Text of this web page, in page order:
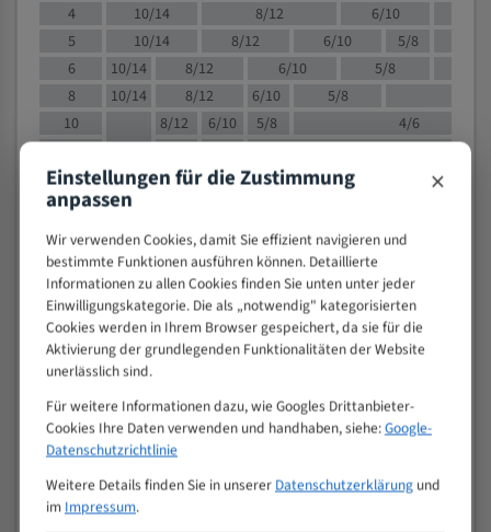
4
10/14 8/12 6/10
5
10/14 8/12 6/10
5/8
6
10/14 8/12 6/10
5/8
8
10/14 8/12 6/10 5/8
10
8/12 6/10 5/8
4/6
15
8/12 6/10
4/5
20
30
4/5
50
80
> 100
VOLLMATERIAL
M (mm)
Zoll (ZpZ))
>
25
10/14
15 - 40
8/12
25 - 50
Einstellungen für die Zustimmung
anpassen ×
Wir verwenden Cookies, damit Sie effizient navigieren und
bestimmte Funktionen ausführen können. Detaillierte
Informationen zu allen Cookies finden Sie unten unter jeder
Einwilligungskategorie. Die als „notwendig" kategorisierten
Cookies werden in Ihrem Browser gespeichert, da sie für die
Aktivierung der grundlegenden Funktionalitäten der Website
unerlässlich sind.
Für weitere Informationen dazu, wie Googles Drittanbieter-
Cookies Ihre Daten verwenden und handhaben, siehe:Google-
Datenschutzrichtlinie
Weitere Details finden Sie in unserer Datenschutzerklärungund
im Impressum.